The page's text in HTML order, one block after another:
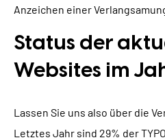
Anzeichen einer
Status der
Websites im
Lassen Sie uns also über die
Letztes Jahr sind 29% der